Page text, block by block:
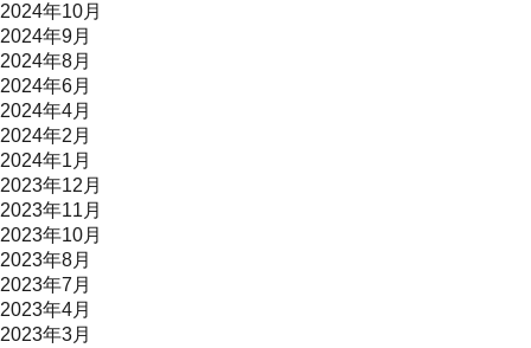
2024年10月
2024年9月
2024年8月
2024年6月
2024年4月
2024年2月
2024年1月
2023年12月
2023年11月
2023年10月
2023年8月
2023年7月
2023年4月
2023年3月